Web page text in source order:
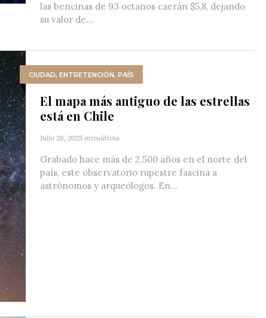
las bencinas de 93 octanos caerán $5,8, dejando
su valor de...
CIUDAD, ENTRETENCIÓN, PAÍS
El mapa más antiguo de las estrellas
está en Chile
Julio 28, 2025 mivaldivia
Grabado hace más de 2.500 años en el norte del
país, este observatorio rupestre fascina a
astrónomos y arqueólogos. En...